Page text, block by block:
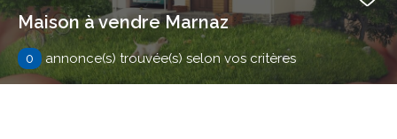
Maison à vendre Marnaz
0 annonce(s) trouvée(s) selon vos critères
critères
Type
d'offre
Vente